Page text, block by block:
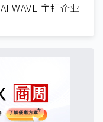
WAVE 主打企业